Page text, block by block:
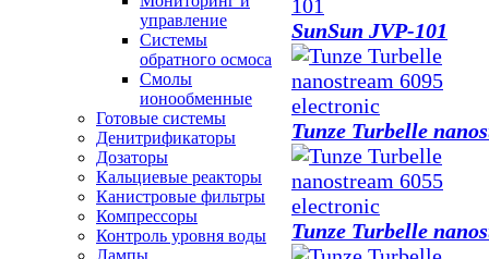
управление
Системы
обратного осмоса
Смолы
ионообменные
Готовые системы
Денитрификаторы
Дозаторы
Кальциевые реакторы
Канистровые фильтры
Компрессоры
Контроль уровня воды
Лампы
SunSun JVP-101
Tunze Turbelle
Tunze Turbelle